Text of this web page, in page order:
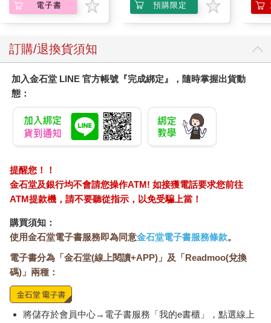
電子書 預購限定
訂購/退換貨須知
加入金石堂 LINE 官方帳號『完成綁定』，隨時掌握出貨動
態：
提醒您！！
金石堂及銀行均不會請您操作ATM! 如接獲電話要求您前往
ATM提款機，請不要聽從指示，以免受騙上當！
購買須知：
使用金石堂電子書服務即為同意金石堂電子書服務條款。
電子書分為「金石堂(線上閱讀+APP)」及「Readmoo(兌換
碼)」兩種：
將儲存於會員中心→電子書服務「我的e書櫃」，點選線上